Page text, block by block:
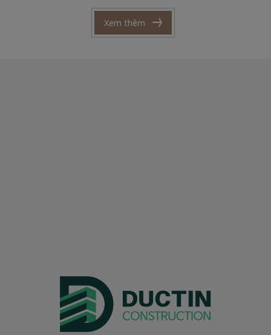
Xem thêm